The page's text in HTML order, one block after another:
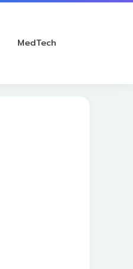
MedTech